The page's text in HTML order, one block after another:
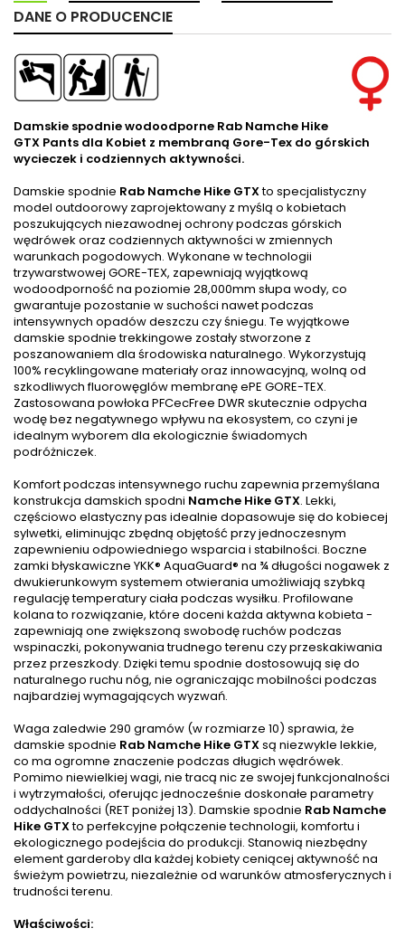
DANE O PRODUCENCIE
Damskie spodnie wodoodporne Rab Namche Hike
GTX Pants dla Kobiet z membraną Gore-Tex do górskich
wycieczek i codziennych aktywności.
Damskie spodnie Rab Namche Hike GTXto specjalistyczny
model outdoorowy zaprojektowany z myślą o kobietach
poszukujących niezawodnej ochrony podczas górskich
wędrówek oraz codziennych aktywności w zmiennych
warunkach pogodowych. Wykonane w technologii
trzywarstwowej GORE-TEX, zapewniają wyjątkową
wodoodporność na poziomie 28,000mm słupa wody, co
gwarantuje pozostanie w suchości nawet podczas
intensywnych opadów deszczu czy śniegu. Te wyjątkowe
damskie spodnie trekkingowe zostały stworzone z
poszanowaniem dla środowiska naturalnego. Wykorzystują
100% recyklingowane materiały oraz innowacyjną, wolną od
szkodliwych fluorowęglów membranę ePE GORE-TEX.
Zastosowana powłoka PFCecFree DWR skutecznie odpycha
wodę bez negatywnego wpływu na ekosystem, co czyni je
idealnym wyborem dla ekologicznie świadomych
podróżniczek.
Komfort podczas intensywnego ruchu zapewnia przemyślana
konstrukcja damskich spodni Namche Hike GTX. Lekki,
częściowo elastyczny pas idealnie dopasowuje się do kobiecej
sylwetki, eliminując zbędną objętość przy jednoczesnym
zapewnieniu odpowiedniego wsparcia i stabilności. Boczne
zamki błyskawiczne YKK® AquaGuard® na ¾ długości nogawek z
dwukierunkowym systemem otwierania umożliwiają szybką
regulację temperatury ciała podczas wysiłku. Profilowane
kolana to rozwiązanie, które doceni każda aktywna kobieta -
zapewniają one zwiększoną swobodę ruchów podczas
wspinaczki, pokonywania trudnego terenu czy przeskakiwania
przez przeszkody. Dzięki temu spodnie dostosowują się do
naturalnego ruchu nóg, nie ograniczając mobilności podczas
najbardziej wymagających wyzwań.
Waga zaledwie 290 gramów (w rozmiarze 10) sprawia, że
damskie spodnie Rab Namche Hike GTXsą niezwykle lekkie,
co ma ogromne znaczenie podczas długich wędrówek.
Pomimo niewielkiej wagi, nie tracą nic ze swojej funkcjonalności
i wytrzymałości, oferując jednocześnie doskonałe parametry
oddychalności (RET poniżej 13). Damskie spodnie Rab Namche
Hike GTXto perfekcyjne połączenie technologii, komfortu i
ekologicznego podejścia do produkcji. Stanowią niezbędny
element garderoby dla każdej kobiety ceniącej aktywność na
świeżym powietrzu, niezależnie od warunków atmosferycznych i
trudności terenu.
Właściwości: